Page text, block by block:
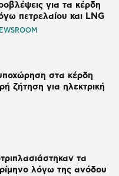
για τα κέρδη
πετρελαίου και LNG
στα κέρδη
ζήτηση για ηλεκτρική
τα
λόγω της ανόδου